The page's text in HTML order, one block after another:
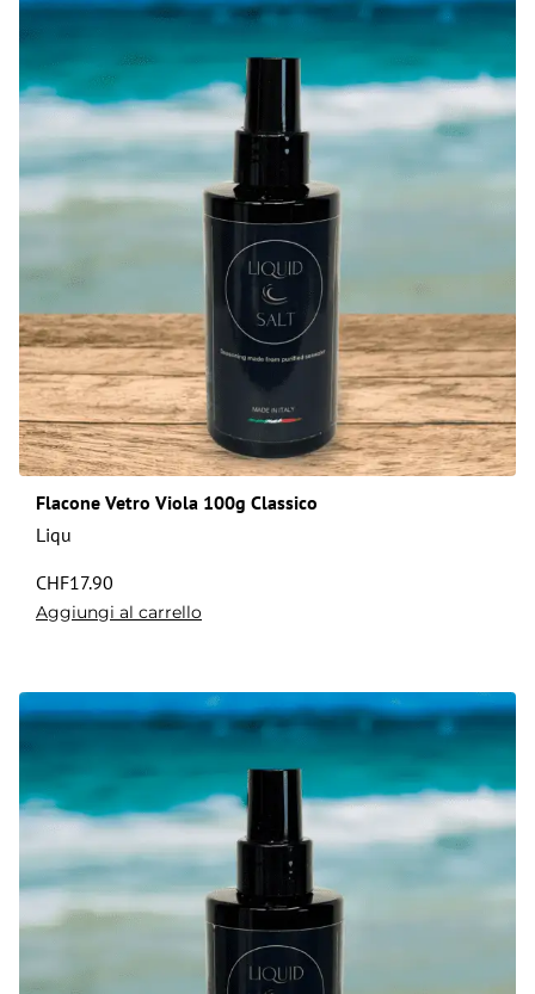
Flacone Vetro Viola 100g Classico
Liqu
CHF17.90
Aggiungi al carrello